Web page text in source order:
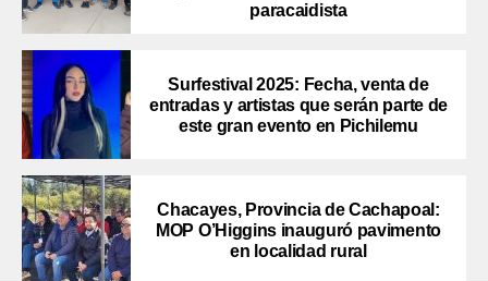
paracaidista
Surfestival 2025: Fecha, venta de
entradas y artistas que serán parte de
este gran evento en Pichilemu
Chacayes, Provincia de Cachapoal:
MOP O’Higgins inauguró pavimento
en localidad rural